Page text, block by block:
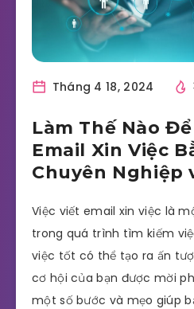
Tháng 4 18, 2024
Làm Thế Nào
Email Xin Việc
Chuyên Nghiệp
Việc viết email xin việc là
trong quá trình tìm kiếm
việc tốt có thể tạo ra ấn
cơ hội của bạn được mời
một số bước và mẹo giúp